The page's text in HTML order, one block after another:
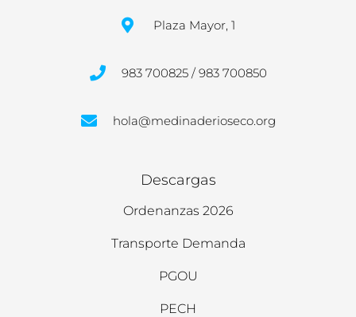
Plaza Mayor, 1
983 700825 / 983 700850
hola@medinaderioseco.org
Descargas
Ordenanzas 2026
Transporte Demanda
PGOU
PECH